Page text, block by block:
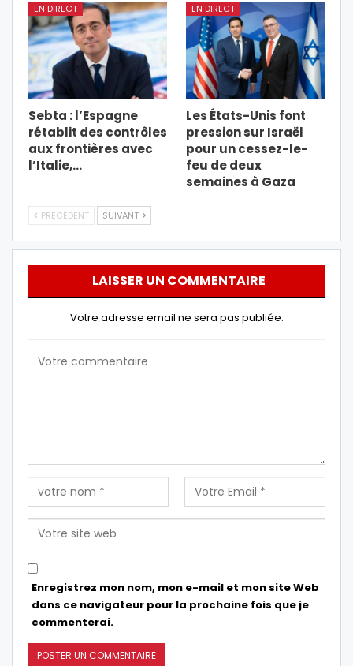
EN DIRECT
Sebta : l’Espagne
rétablit des contrôles
aux frontières avec
l’Italie,…
EN DIRECT
Les États-Unis font
pression sur Israël
pour un cessez-le-
feu de deux
semaines à Gaza
PRÉCÉDENT SUIVANT
LAISSER UN COMMENTAIRE
Votre adresse email ne sera pas publiée.
Enregistrez mon nom, mon e-mail et mon site Web
dans ce navigateur pour la prochaine fois que je
commenterai.